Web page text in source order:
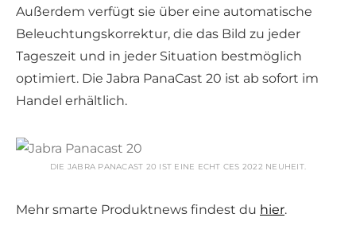
Außerdem verfügt sie über eine automatische
Beleuchtungskorrektur, die das Bild zu jeder
Tageszeit und in jeder Situation bestmöglich
optimiert. Die Jabra PanaCast 20 ist ab sofort im
Handel erhältlich.
DIE JABRA PANACAST 20 IST EINE ECHT CES 2022 NEUHEIT.
Mehr smarte Produktnews findest du hier.